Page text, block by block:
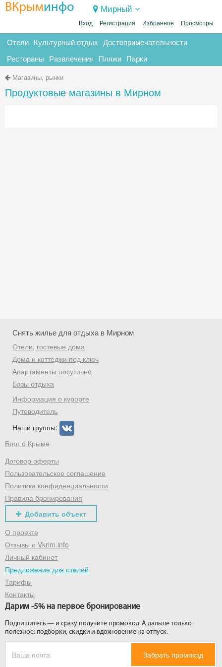
ВКрыминфо Мирный
Вход Регистрация Избранное Просмотры
Отели Культурный отдых Достопримечательности
Рестораны Развлечения Пляжи Парки
Магазины, рынки
Продуктовые магазины в Мирном
Снять жилье для отдыха в Мирном
Отели, гостевые дома
Дома и коттеджи под ключ
Апартаменты посуточно
Базы отдыха
Информация о курорте
Путеводитель
Наши группы:
Блог о Крыме
Договор оферты
Пользовательское соглашение
Политика конфиденциальности
Правила бронирования
Добавить объект
О проекте
Отзывы о Vkrim.info
Личный кабинет
Предложение для отелей
Тарифы
Контакты
Дарим -5% на первое бронирование
Подпишитесь — и сразу получите промокод. А дальше только
полезное: подборки, скидки и вдохновение на отпуск.
Забрать промокод
Скидка −5%
Хочешь дешевле? Оставь почту и получи
промокод на первое бронирование!